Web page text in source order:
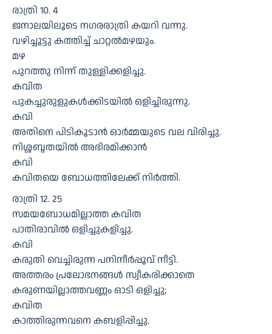
രാത്രി 10. 4
ജനാലയിലൂടെ നഗരരാത്രി കയറി വന്നു.
വഴിച്ചൂട്ടു കത്തിച്ച് ചാറ്റൽമഴയും.
മഴ
പുറത്തു നിന്ന് തുള്ളിക്കളിച്ചു.
കവിത
പുകച്ചുരുളുകൾക്കിടയിൽ ഒളിച്ചിരുന്നു.
കവി
അതിനെ പിടികൂടാൻ ഓർമ്മയുടെ വല വിരിച്ചു.
നിശ്ശബ്ദതയിൽ അഭിരമിക്കാൻ
കവി
കവിതയെ ബോധത്തിലേക്ക് നിർത്തി.
രാത്രി 12. 25
സമയബോധമില്ലാത്ത കവിത
പാതിരാവിൽ ഒളിച്ചുകളിച്ചു.
കവി
കരുതി വെച്ചിരുന്ന പനിനീർപ്പൂവ് നീട്ടി.
അത്തരം പ്രലോഭനങ്ങൾ സ്വീകരിക്കാതെ
കരുണയില്ലാത്തവണ്ണം ഓടി ഒളിച്ചു;
കവിത
കാത്തിരുന്നവനെ കബളിപ്പിച്ചു.